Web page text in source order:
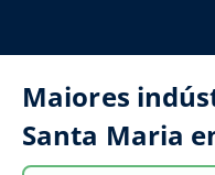
Maiores
Santa Maria